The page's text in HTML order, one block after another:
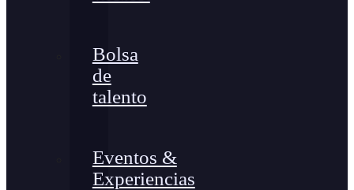
Bolsa
de
talento
Eventos &
Experiencias